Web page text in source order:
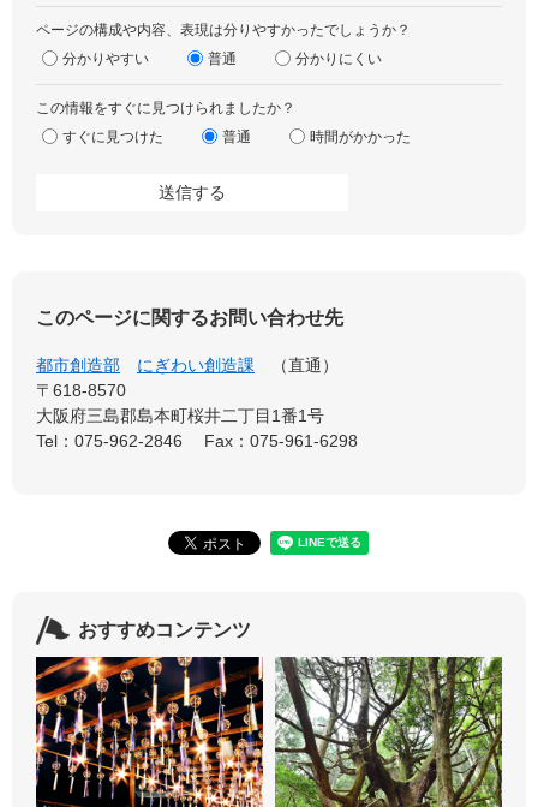
ページの構成や内容、表現は分りやすかったでしょうか？
分かりやすい
普通 分かりにくい
この情報をすぐに見つけられましたか？
すぐに見つけた
普通 時間がかかった
このページに関するお問い合わせ先
都市創造部 にぎわい創造課
直通
〒618-8570
大阪府三島郡島本町桜井二丁目1番1号
Tel：075-962-2846
Fax：075-961-6298
おすすめコンテンツ